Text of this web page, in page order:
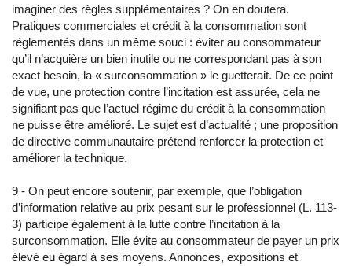
imaginer des règles supplémentaires ? On en doutera.
Pratiques commerciales et crédit à la consommation sont
réglementés dans un même souci : éviter au consommateur
qu’il n’acquière un bien inutile ou ne correspondant pas à son
exact besoin, la « surconsommation » le guetterait. De ce point
de vue, une protection contre l’incitation est assurée, cela ne
signifiant pas que l’actuel régime du crédit à la consommation
ne puisse être amélioré. Le sujet est d’actualité ; une proposition
de directive communautaire prétend renforcer la protection et
améliorer la technique.
9 - On peut encore soutenir, par exemple, que l’obligation
d’information relative au prix pesant sur le professionnel (L. 113-
3) participe également à la lutte contre l’incitation à la
surconsommation. Elle évite au consommateur de payer un prix
élevé eu égard à ses moyens. Annonces, expositions et